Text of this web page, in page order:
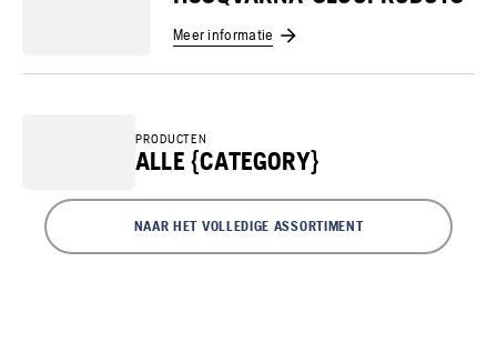
Meer informatie
PRODUCTEN
ALLE {CATEGORY}
NAAR HET VOLLEDIGE ASSORTIMENT